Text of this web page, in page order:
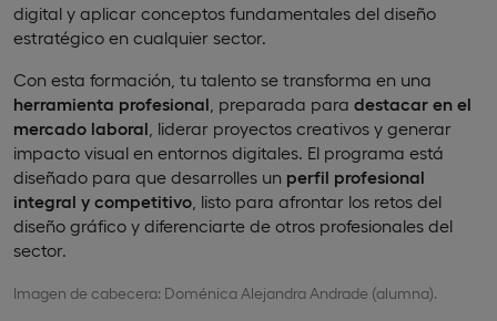
digital y aplicar conceptos fundamentales del diseño
estratégico en cualquier sector.
Con esta formación, tu talento se transforma en una
herramienta profesional , preparada para destacar en el
mercado laboral , liderar proyectos creativos y generar
impacto visual en entornos digitales. El programa está
diseñado para que desarrolles un perfil profesional
integral y competitivo , listo para afrontar los retos del
diseño gráfico y diferenciarte de otros profesionales del
sector.
Imagen de cabecera: Doménica Alejandra Andrade (alumna).